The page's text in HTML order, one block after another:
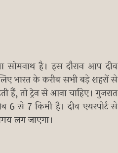
सोमनाथ है। इस दौरान आप दीव
भारत के करीब सभी बड़े शहरों से
हैं, तो ट्रेन से आना चाहिए। गुजरात
6 से 7 किमी है। दीव एयरपोर्ट से
लग जाएगा।